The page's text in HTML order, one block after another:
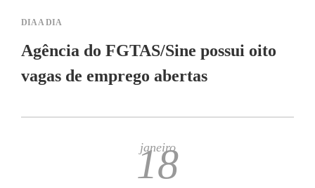
DIA A DIA
Agência do FGTAS/Sine possui oito
vagas de emprego abertas
janeiro
18